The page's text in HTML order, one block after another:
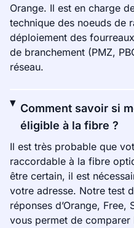
Orange. Il est en charge
technique des noeuds de
déploiement des
de branchement (PMZ,
réseau.
Comment savoir si
éligible à la fibre ?
Il est très probable que
raccordable à la fibre
être certain, il est
votre adresse. Notre test
réponses d’Orange, Free,
vous permet de